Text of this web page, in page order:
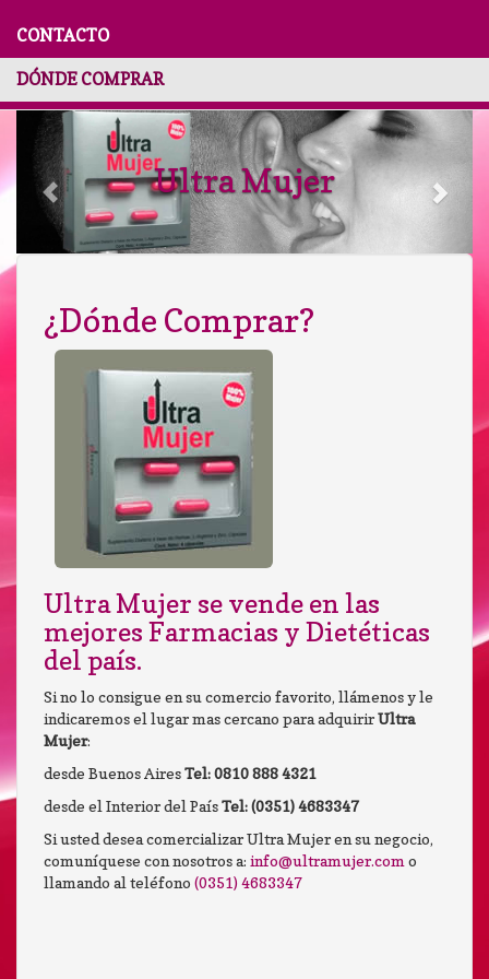
CONTACTO
DÓNDE COMPRAR
Ultra Mujer
¿Dónde Comprar?
Ultra Mujer se vende en las
mejores Farmacias y Dietéticas
del país.
Si no lo consigue en su comercio favorito, llámenos y le
indicaremos el lugar mas cercano para adquirirUltra
Mujer:
desde Buenos AiresTel: 0810 888 4321
desde el Interior del PaísTel: (0351) 4683347
Si usted desea comercializar Ultra Mujer en su negocio,
comuníquese con nosotros a: info@ultramujer.com o
llamando al teléfono (0351) 4683347